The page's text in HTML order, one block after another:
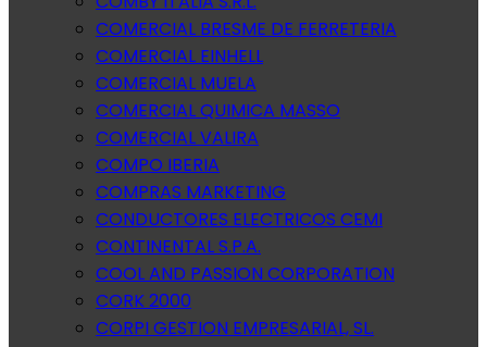
COMERCIAL BRESME DE FERRETERIA
COMERCIAL EINHELL
COMERCIAL MUELA
COMERCIAL QUIMICA MASSO
COMERCIAL VALIRA
COMPO IBERIA
COMPRAS MARKETING
CONDUCTORES ELECTRICOS CEMI
CONTINENTAL S.P.A.
COOL AND PASSION CORPORATION
CORK 2000
CORPI GESTION EMPRESARIAL, SL.